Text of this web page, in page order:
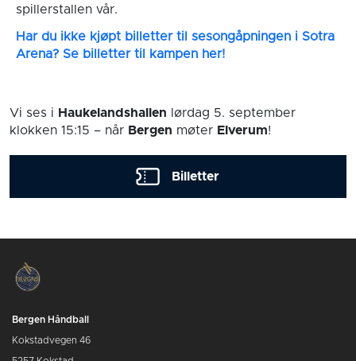
spillerstallen vår.
Har du ikke kjøpt billetter til sesongåpningen i Sotra
Arena? Se billetter til kampen her!
Vi ses i Haukelandshallen lørdag 5. september
klokken 15:15 – når Bergen møter Elverum!
Billetter
Bergen Håndball
Kokstadvegen 46